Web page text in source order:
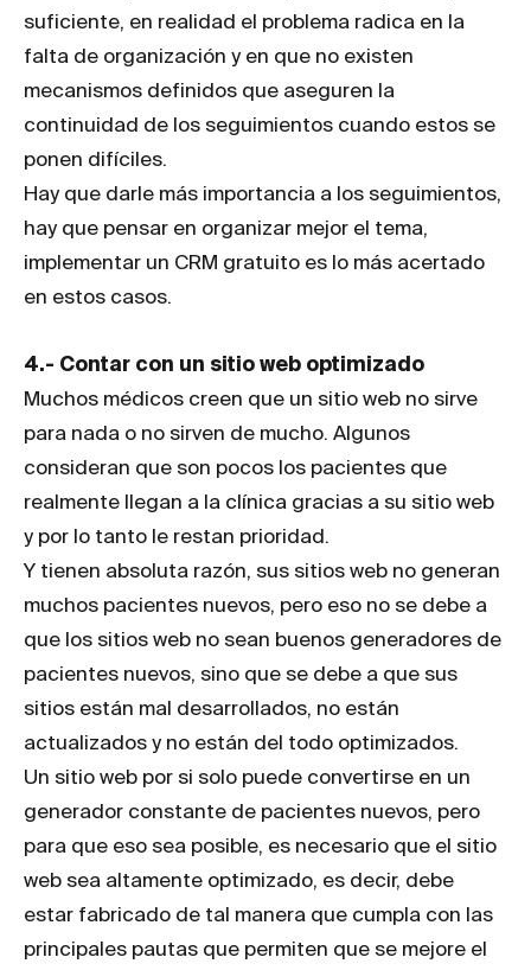
suficiente, en realidad el problema radica en la
falta de organización y en que no existen
mecanismos definidos que aseguren la
continuidad de los seguimientos cuando estos se
ponen difíciles.
Hay que darle más importancia a los seguimientos,
hay que pensar en organizar mejor el tema,
implementar un CRM gratuito es lo más acertado
en estos casos.
4.- Contar con un sitio web optimizado
Muchos médicos creen que un sitio web no sirve
para nada o no sirven de mucho. Algunos
consideran que son pocos los pacientes que
realmente llegan a la clínica gracias a su sitio web
y por lo tanto le restan prioridad.
Y tienen absoluta razón, sus sitios web no generan
muchos pacientes nuevos, pero eso no se debe a
que los sitios web no sean buenos generadores de
pacientes nuevos, sino que se debe a que sus
sitios están mal desarrollados, no están
actualizados y no están del todo optimizados.
Un sitio web por si solo puede convertirse en un
generador constante de pacientes nuevos, pero
para que eso sea posible, es necesario que el sitio
web sea altamente optimizado, es decir, debe
estar fabricado de tal manera que cumpla con las
principales pautas que permiten que se mejore el